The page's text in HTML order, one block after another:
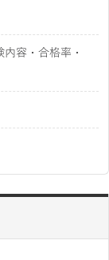
容・合格率・